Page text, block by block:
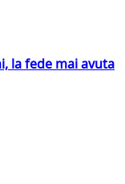
la fede mai avuta